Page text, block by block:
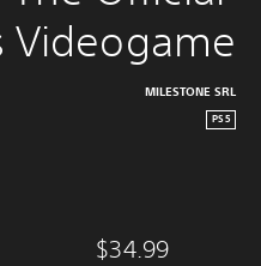
Videogame
MILESTONE SRL
PS5
$34.99